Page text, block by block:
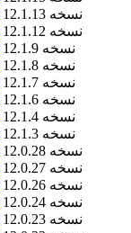
نسخه 12.1.13
نسخه 12.1.12
نسخه 12.1.9
نسخه 12.1.8
نسخه 12.1.7
نسخه 12.1.6
نسخه 12.1.4
نسخه 12.1.3
نسخه 12.0.28
نسخه 12.0.27
نسخه 12.0.26
نسخه 12.0.24
نسخه 12.0.23